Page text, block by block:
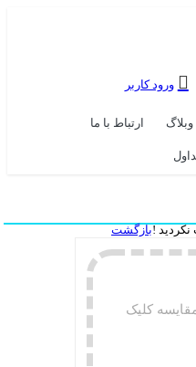
ورود کاربر
ارتباط با ما
!بازگشت
کلیک